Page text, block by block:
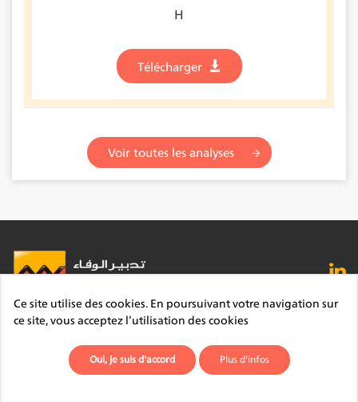
H
Télécharger
Voir toutes les analyses
FAQ Lexique Contact
Mentions légales
Site du Groupe
Plan du site Déontologie
Ce site utilise des cookies. En poursuivant votre navigation sur
ce site, vous acceptez l’utilisation des cookies
Oui, je suis d'accord Plus d'infos